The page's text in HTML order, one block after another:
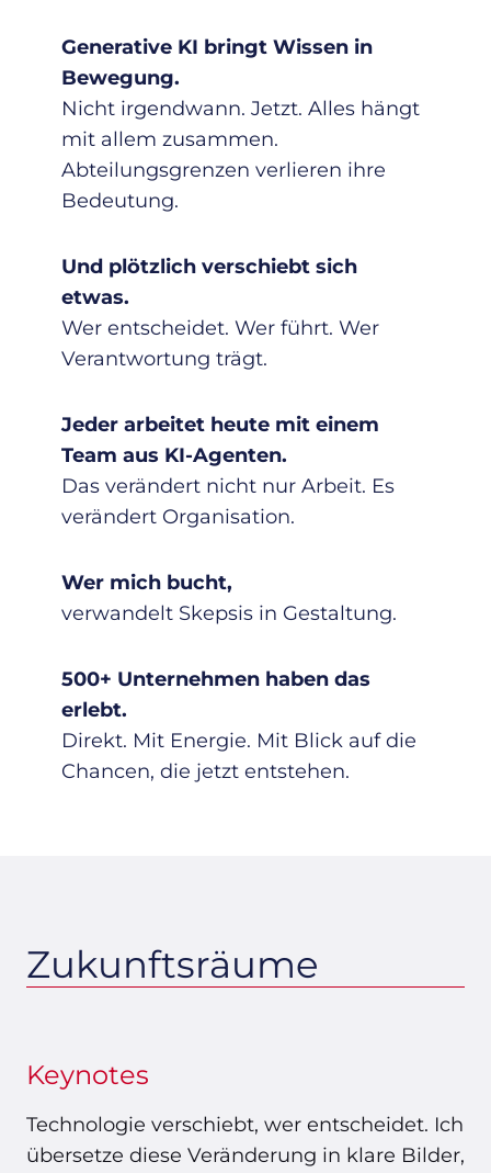
Generative KI bringt Wissen in
Bewegung.
Nicht irgendwann. Jetzt. Alles hängt
mit allem zusammen.
Abteilungsgrenzen verlieren ihre
Bedeutung.
Und plötzlich verschiebt sich
etwas.
Wer entscheidet. Wer führt. Wer
Verantwortung trägt.
Jeder arbeitet heute mit einem
Team aus KI-Agenten.
Das verändert nicht nur Arbeit. Es
verändert Organisation.
Wer mich bucht,
verwandelt Skepsis in Gestaltung.
500+ Unternehmen haben das
erlebt.
Direkt. Mit Energie. Mit Blick auf die
Chancen, die jetzt entstehen.
Zukunftsräume
Keynotes
Technologie verschiebt, wer entscheidet. Ich
übersetze diese Veränderung in klare Bilder,